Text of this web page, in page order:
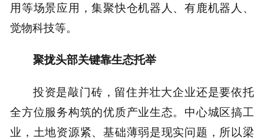
用等场景应用，集聚快仓机器人、有鹿机器人、
觉物科技等。
聚拢头部关键靠生态托举
投资是敲门砖，留住并壮大企业还是要依托
全方位服务构筑的优质产业生态。中心城区搞工
业，土地资源紧、基础薄弱是现实问题，所以梁